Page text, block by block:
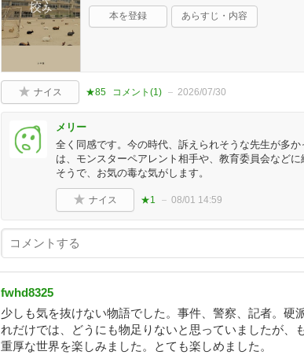
本を登録 あらすじ・内容
ナイス ★85 コメント(1) 2026/07/30
メリー
全く同感です。今の時代、訴えられそうな先生が多
は、モンスターペアレント相手や、教育委員会など
そうで、お気の毒な気がします。
ナイス ★1 08/01 14:59
fwhd8325
少しも気を抜けない物語でした。事件、警察、記者。硬
れだけでは、どうにも物足りないと思っていましたが、
重厚な世界を楽しみました。とても楽しめました。